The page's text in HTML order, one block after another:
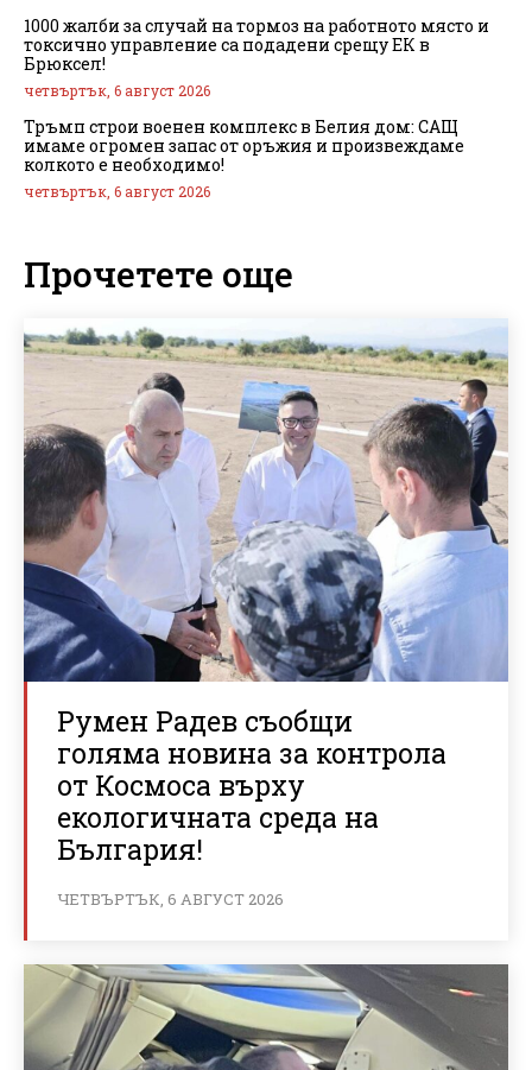
1000 жалби за случай на тормоз на работното място и
токсично управление са подадени срещу ЕК в
Брюксел!
четвъртък, 6 август 2026
Тръмп строи военен комплекс в Белия дом: САЩ
имаме огромен запас от оръжия и произвеждаме
колкото е необходимо!
четвъртък, 6 август 2026
Прочетете още
Румен Радев съобщи
голяма новина за контрола
от Космоса върху
екологичната среда на
България!
ЧЕТВЪРТЪК, 6 АВГУСТ 2026